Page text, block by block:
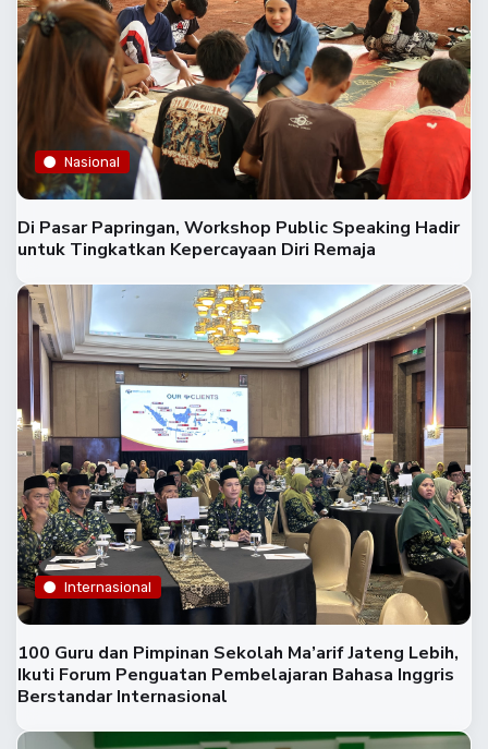
Nasional
Di Pasar Papringan, Workshop Public Speaking Hadir
untuk Tingkatkan Kepercayaan Diri Remaja
Internasional
100 Guru dan Pimpinan Sekolah Ma’arif Jateng Lebih,
Ikuti Forum Penguatan Pembelajaran Bahasa Inggris
Berstandar Internasional